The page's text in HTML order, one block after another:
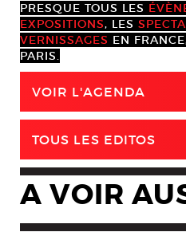
PRESQUE TOUS LES
EXPOSITIONS, LES
VERNISSAGES EN
PARIS.
VOIR L'AGENDA
TOUS LES EDITOS
A VOIR